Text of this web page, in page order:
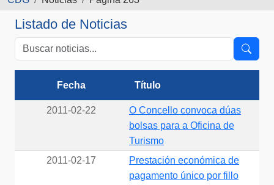
Listado de Noticias
Fecha Título
2011-02-22
O Concello convoca dúas
bolsas para a Oficina de
Turismo
2011-02-17
Prestación económica de
pagamento único por fillo